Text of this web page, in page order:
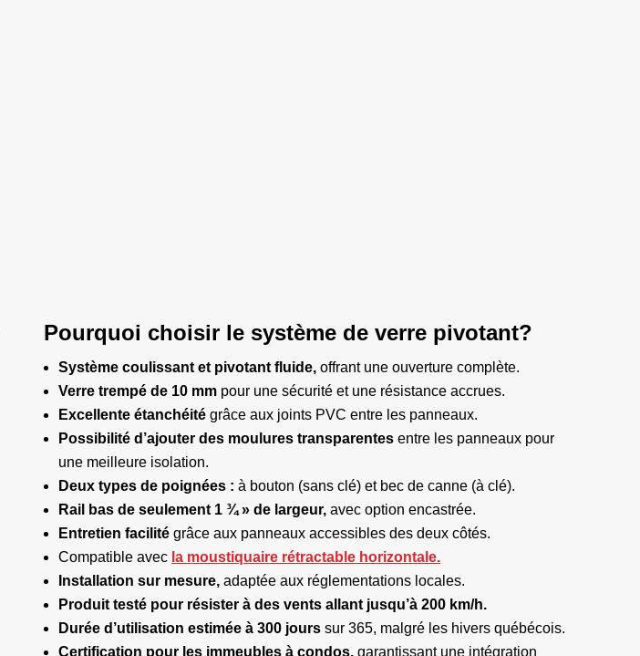
Pourquoi choisir le système de verre pivotant?
Système coulissant et pivotant fluide, offrant une ouverture complète.
Verre trempé de 10 mm pour une sécurité et une résistance accrues.
Excellente étanchéité grâce aux joints PVC entre les panneaux.
Possibilité d’ajouter des moulures transparentes entre les panneaux pour
une meilleure isolation.
Deux types de poignées : à bouton (sans clé) et bec de canne (à clé).
Rail bas de seulement 1 ¾ » de largeur, avec option encastrée.
Entretien facilité grâce aux panneaux accessibles des deux côtés.
Compatible avec la moustiquaire rétractable horizontale.
Installation sur mesure, adaptée aux réglementations locales.
Produit testé pour résister à des vents allant jusqu’à 200 km/h.
Durée d’utilisation estimée à 300 jours sur 365, malgré les hivers québécois.
Certification pour les immeubles à condos, garantissant une intégration